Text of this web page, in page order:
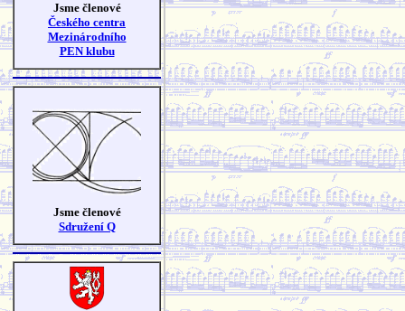
Jsme členové
Českého centra
Mezinárodního
PEN klubu
Jsme členové
Sdružení Q